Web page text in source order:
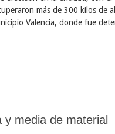
más de 300 kilos de
Valencia, donde fue
y media de material